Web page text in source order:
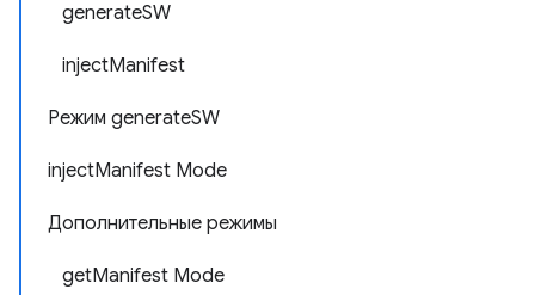
generateSW
injectManifest
Режим generateSW
injectManifest Mode
Дополнительные режимы
getManifest Mode